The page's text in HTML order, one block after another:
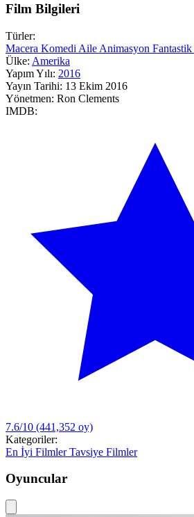
Film Bilgileri
Türler:
Macera Komedi Aile Animasyon Fantastik
Ülke: Amerika
Yapım Yılı: 2016
Yayın Tarihi: 13 Ekim 2016
Yönetmen: Ron Clements
IMDB:
7.6/10 (441,352 oy)
Kategoriler:
En İyi FilmlerTavsiye Filmler
Oyuncular